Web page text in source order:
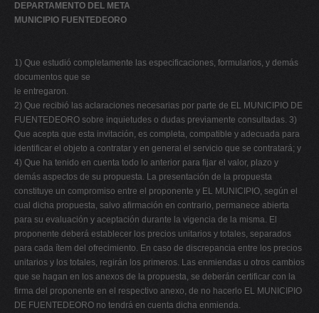
DEPARTAMENTO DEL META
MUNICIPIO FUENTEDEORO
1) Que estudió completamente las especificaciones, formularios, y demás
documentos que se
le entregaron.
2) Que recibió las aclaraciones necesarias por parte de EL MUNICIPIO DE
FUENTEDEORO sobre inquietudes o dudas previamente consultadas. 3)
Que acepta que esta invitación, es completa, compatible y adecuada para
identificar el objeto a contratar y en general el servicio que se contratará; y
4) Que ha tenido en cuenta todo lo anterior para fijar el valor, plazo y
demás aspectos de su propuesta. La presentación de la propuesta
constituye un compromiso entre el proponente y EL MUNICIPIO, según el
cual dicha propuesta, salvo afirmación en contrario, permanece abierta
para su evaluación y aceptación durante la vigencia de la misma. El
proponente deberá establecer los precios unitarios y totales, separados
para cada ítem del ofrecimiento. En caso de discrepancia entre los precios
unitarios y los totales, regirán los primeros. Las enmiendas u otros cambios
que se hagan en los anexos de la propuesta, se deberán certificar con la
firma del proponente en el respectivo anexo, de no hacerlo EL MUNICIPIO
DE FUENTEDEORO no tendrá en cuenta dicha enmienda.